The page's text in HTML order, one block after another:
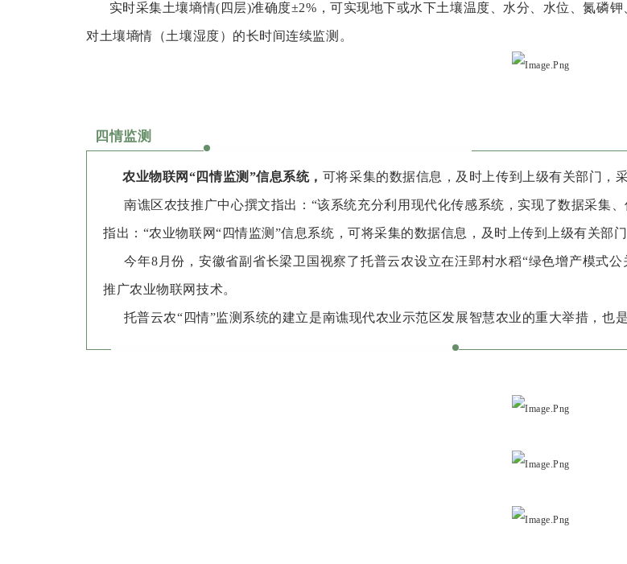
实时采集土壤墒情(四层)准确度±2%，可实现地下或水下土壤温度、水分、水位、氮磷
对土壤墒情（土壤湿度）的长时间连续监测。
四情监测
农业物联网“四情监测”信息系统， 可将采集的数据信息，及时上传到上级有关部门，
南谯区农技推广中心撰文指出：“该系统充分利用现代化传感系统，实现了数据采集
指出：“农业物联网“四情监测”信息系统，可将采集的数据信息，及时上传到上级有关部
今年8月份，安徽省副省长梁卫国视察了托普云农设立在汪郢村水稻“绿色增产模式公
推广农业物联网技术。
托普云农“四情”监测系统的建立是南谯现代农业示范区发展智慧农业的重大举措，也